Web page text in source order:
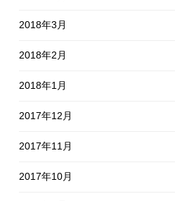
2018年3月
2018年2月
2018年1月
2017年12月
2017年11月
2017年10月